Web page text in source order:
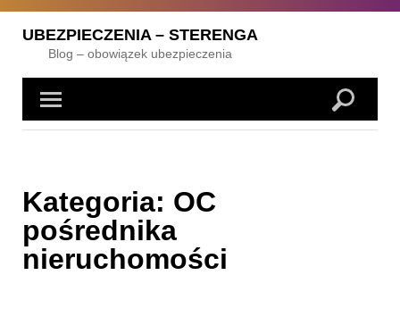
Skip
UBEZPIECZENIA – STERENGA
Blog – obowiązek ubezpieczenia
Kategoria: OC
pośrednika
nieruchomości